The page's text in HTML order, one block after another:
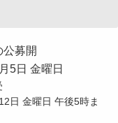
募開
曜日
日 午後5時ま